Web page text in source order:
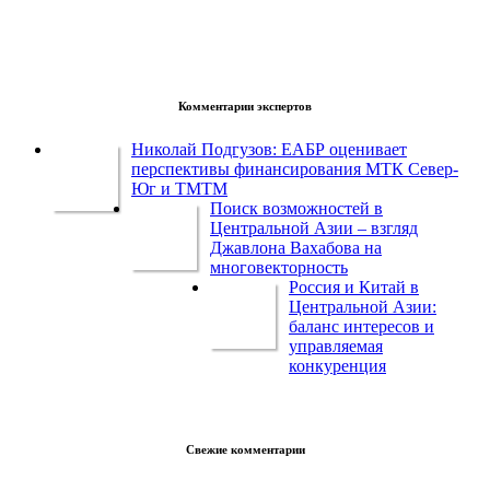
Комментарии экспертов
Николай Подгузов: ЕАБР оценивает
перспективы финансирования МТК Север-
Юг и ТМТМ
Поиск возможностей в
Центральной Азии – взгляд
Джавлона Вахабова на
многовекторность
Россия и Китай в
Центральной Азии:
баланс интересов и
управляемая
конкуренция
Свежие комментарии